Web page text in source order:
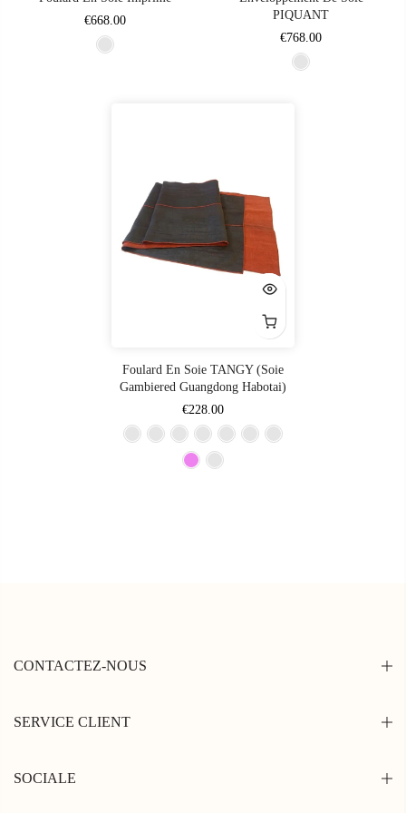
€668.00
PIQUANT
€768.00
Foulard En Soie TANGY (soie
Gambiered Guangdong Habotai)
€228.00
CONTACTEZ-NOUS
SERVICE CLIENT
SOCIALE